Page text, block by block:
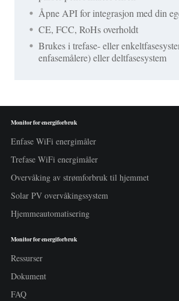
Åpne API for integrasjon med din
CE, FCC, RoHs overholdt
Brukes i trefase- eller
enfasemålere) eller deltfasesystem
Monitor for energiforbruk
Enfase WiFi energimåler
Trefase WiFi energimåler
Overvåking av strømforbruk til hjemmet
Solar PV overvåkingssystem
Hjemmeautomatisering
Monitor for energiforbruk
Ressurser
Dokument
FAQ